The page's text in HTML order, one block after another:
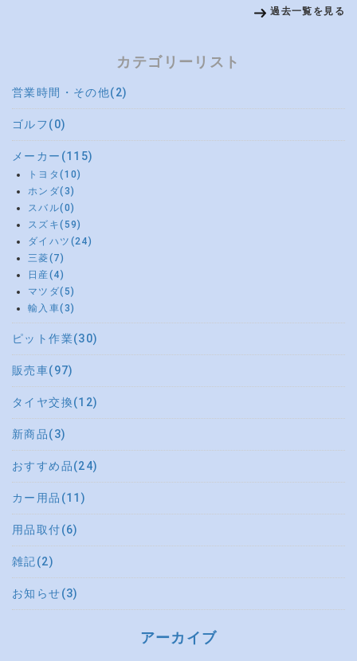
過去一覧を見る
カテゴリーリスト
営業時間・その他(2)
ゴルフ(0)
メーカー(115)
トヨタ(10)
ホンダ(3)
スバル(0)
スズキ(59)
ダイハツ(24)
三菱(7)
日産(4)
マツダ(5)
輸入車(3)
ピット作業(30)
販売車(97)
タイヤ交換(12)
新商品(3)
おすすめ品(24)
カー用品(11)
用品取付(6)
雑記(2)
お知らせ(3)
アーカイブ